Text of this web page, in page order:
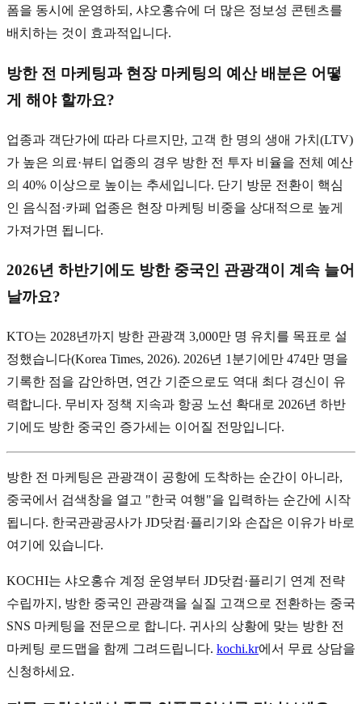
폼을 동시에 운영하되, 샤오홍슈에 더 많은 정보성 콘텐츠를
배치하는 것이 효과적입니다.
방한 전 마케팅과 현장 마케팅의 예산 배분은 어떻
게 해야 할까요?
업종과 객단가에 따라 다르지만, 고객 한 명의 생애 가치(LTV)
가 높은 의료·뷰티 업종의 경우 방한 전 투자 비율을 전체 예산
의 40% 이상으로 높이는 추세입니다. 단기 방문 전환이 핵심
인 음식점·카페 업종은 현장 마케팅 비중을 상대적으로 높게
가져가면 됩니다.
2026년 하반기에도 방한 중국인 관광객이 계속 늘어
날까요?
KTO는 2028년까지 방한 관광객 3,000만 명 유치를 목표로 설
정했습니다(Korea Times, 2026). 2026년 1분기에만 474만 명을
기록한 점을 감안하면, 연간 기준으로도 역대 최다 경신이 유
력합니다. 무비자 정책 지속과 항공 노선 확대로 2026년 하반
기에도 방한 중국인 증가세는 이어질 전망입니다.
방한 전 마케팅은 관광객이 공항에 도착하는 순간이 아니라,
중국에서 검색창을 열고 "한국 여행"을 입력하는 순간에 시작
됩니다. 한국관광공사가 JD닷컴·플리기와 손잡은 이유가 바로
여기에 있습니다.
KOCHI는 샤오홍슈 계정 운영부터 JD닷컴·플리기 연계 전략
수립까지, 방한 중국인 관광객을 실질 고객으로 전환하는 중국
SNS 마케팅을 전문으로 합니다. 귀사의 상황에 맞는 방한 전
마케팅 로드맵을 함께 그려드립니다. kochi.kr에서 무료 상담을
신청하세요.